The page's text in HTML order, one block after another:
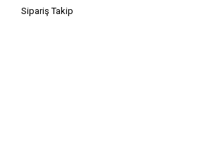
Sipariş Takip